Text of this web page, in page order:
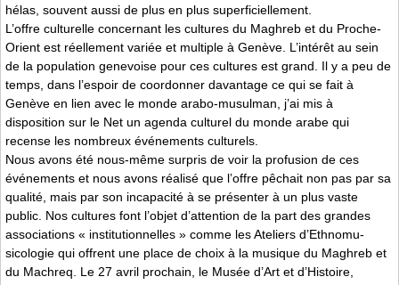
hélas, souvent aussi de plus en plus superficiellement.
L’offre culturelle concernant les cultures du Maghreb et du Proche-
Orient est réellement variée et multiple à Genève. L’intérêt au sein
de la population genevoise pour ces cultures est grand. Il y a peu de
temps, dans l’espoir de coordonner davantage ce qui se fait à
Genève en lien avec le monde arabo-musulman, j’ai mis à
disposition sur le Net un agenda culturel du monde arabe qui
recense les nombreux événements culturels.
Nous avons été nous-même surpris de voir la profusion de ces
événements et nous avons réalisé que l’offre pêchait non pas par sa
qualité, mais par son incapacité à se présenter à un plus vaste
public. Nos cultures font l’objet d’attention de la part des grandes
associations « institutionnelles » comme les Ateliers d’Ethnomu-
sicologie qui offrent une place de choix à la musique du Maghreb et
du Machreq. Le 27 avril prochain, le Musée d’Art et d’Histoire,